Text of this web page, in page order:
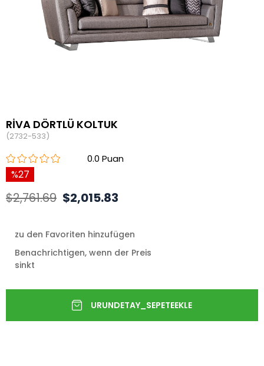
RİVA DÖRTLÜ KOLTUK
(2732-533)
0.0
27
$2,761.69 $2,015.83
zu den Favoriten hinzufügen
Benachrichtigen, wenn der Preis
sinkt